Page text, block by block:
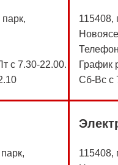
с 7.30-22.00.
115408,
График
Сб-Вс с
115408,